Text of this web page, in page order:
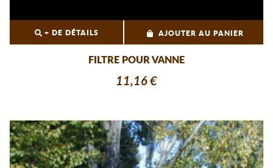
+ DE DÉTAILS AJOUTER AU PANIER
FILTRE POUR VANNE
11,16 €